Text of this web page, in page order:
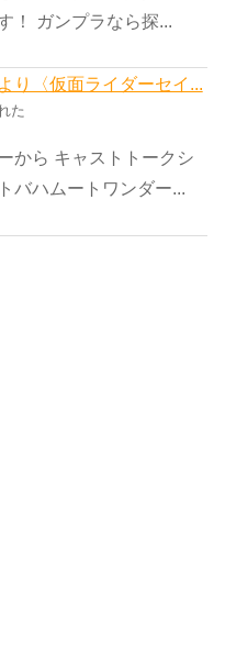
！ ガンプラなら探...
り〈仮面ライダーセイ...
た
から キャストトークシ
バハムートワンダー...